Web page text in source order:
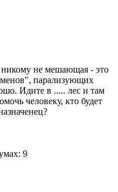
никому не мешающая - это
парализующих
Идите в ..... лес и там
человеку, кто будет